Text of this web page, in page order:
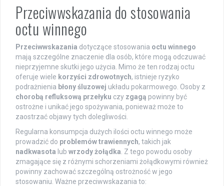
Przeciwwskazania do stosowania
octu winnego
Przeciwwskazania dotyczące stosowania octu winnego
mają szczególne znaczenie dla osób, które mogą odczuwać
nieprzyjemne skutki jego użycia. Mimo że ten rodzaj octu
oferuje wiele korzyści zdrowotnych, istnieje ryzyko
podrażnienia błony śluzowej układu pokarmowego. Osoby z
chorobą refluksową przełyku czy zgagą powinny być
ostrożne i unikać jego spożywania, ponieważ może to
zaostrzać objawy tych dolegliwości.
Regularna konsumpcja dużych ilości octu winnego może
prowadzić do problemów trawiennych, takich jak
nadkwasota lub wrzody żołądka . Z tego powodu osoby
zmagające się z różnymi schorzeniami żołądkowymi również
powinny zachować szczególną ostrożność w jego
stosowaniu. Ważne przeciwwskazania to: